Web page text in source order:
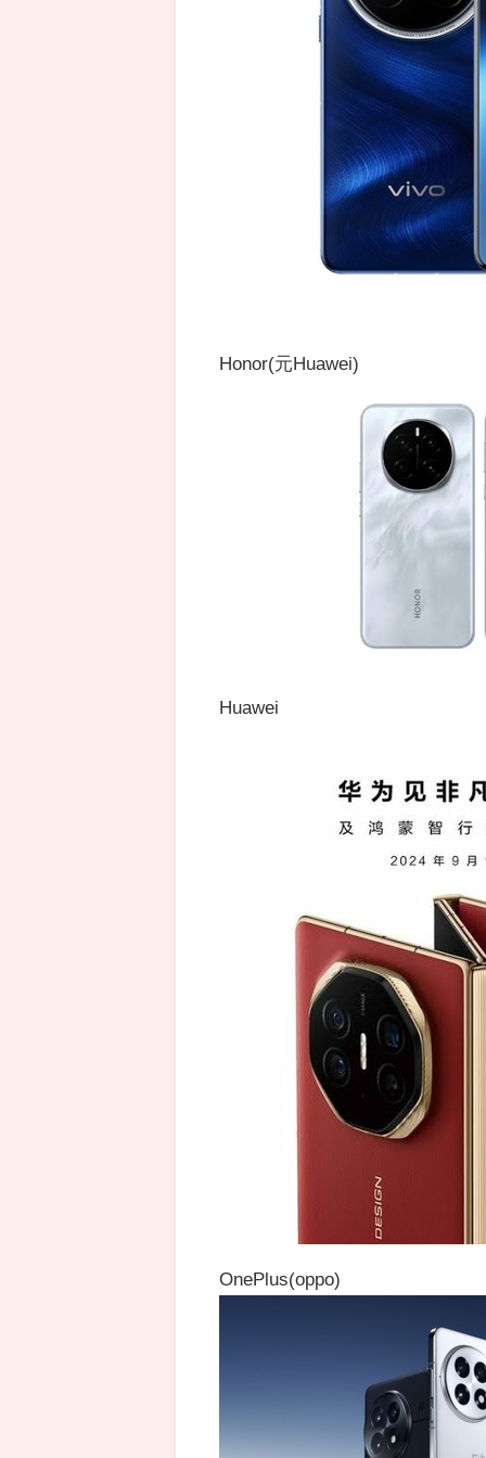
Honor(元Huawei)
Huawei
OnePlus(oppo)